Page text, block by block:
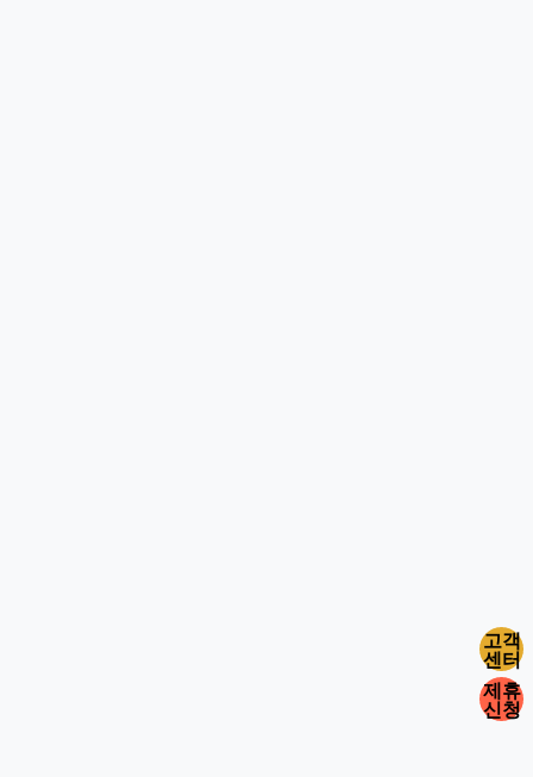
고객
센터
제휴
신청